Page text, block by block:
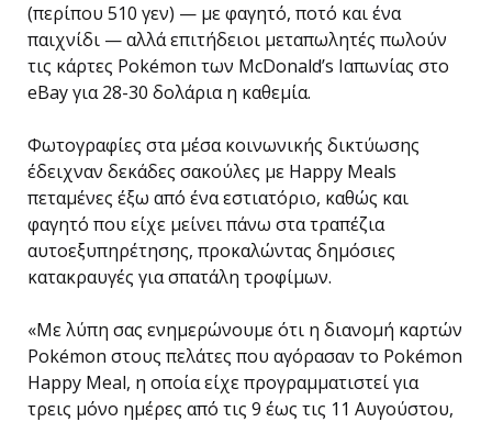
(περίπου 510 γεν) — με φαγητό, ποτό και ένα
παιχνίδι — αλλά επιτήδειοι μεταπωλητές πωλούν
τις κάρτες Pokémon των McDonald’s Ιαπωνίας στο
eBay για 28-30 δολάρια η καθεμία.
Φωτογραφίες στα μέσα κοινωνικής δικτύωσης
έδειχναν δεκάδες σακούλες με Happy Meals
πεταμένες έξω από ένα εστιατόριο, καθώς και
φαγητό που είχε μείνει πάνω στα τραπέζια
αυτοεξυπηρέτησης, προκαλώντας δημόσιες
κατακραυγές για σπατάλη τροφίμων.
«Με λύπη σας ενημερώνουμε ότι η διανομή καρτών
Pokémon στους πελάτες που αγόρασαν το Pokémon
Happy Meal, η οποία είχε προγραμματιστεί για
τρεις μόνο ημέρες από τις 9 έως τις 11 Αυγούστου,